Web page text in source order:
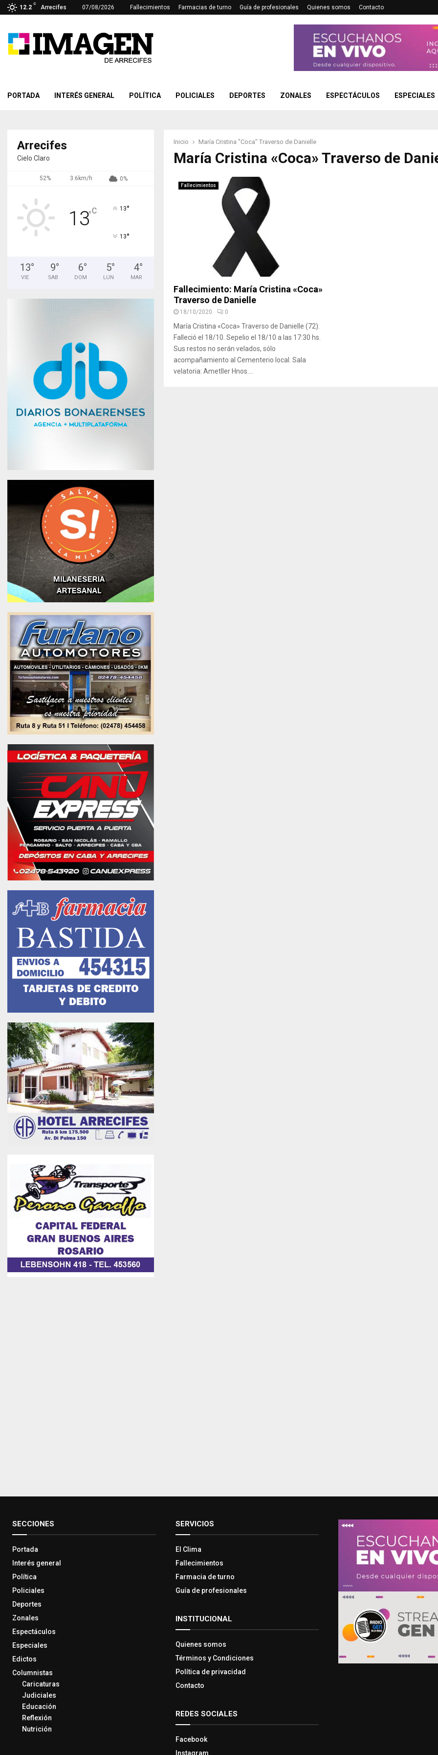
12.2
C
Arrecifes 07/08/2026 Fallecimientos Farmacias de turno Guía de profesionales Quienes somos Contacto
PORTADA INTERÉS GENERAL POLÍTICA POLICIALES DEPORTES ZONALES ESPECTÁCULOS ESPECIALES
Inicio María Cristina "Coca" Traverso de Danielle
María Cristina «Coca» Traverso de
Fallecimientos
Fallecimiento: María Cristina «Coca»
Traverso de Danielle
18/10/2020 0
María Cristina «Coca» Traverso de Danielle (72).
Falleció el 18/10. Sepelio el 18/10 a las 17:30 hs.
Sus restos no serán velados, sólo
acompañamiento al Cementerio local. Sala
velatoria: Ametller Hnos....
Arrecifes
Cielo Claro
52% 3.6km/h 0%
13°C 13°
13°
13°
VIE
9°
SAB
6°
DOM
5°
LUN
4°
MAR
SECCIONES
Portada
Interés general
Política
Policiales
Deportes
Zonales
Espectáculos
Especiales
Edictos
Columnistas
Caricaturas
Judiciales
Educación
Reflexión
Nutrición
SERVICIOS
El Clima
Fallecimientos
Farmacia de turno
Guía de profesionales
INSTITUCIONAL
Quienes somos
Términos y Condiciones
Política de privacidad
Contacto
REDES SOCIALES
Facebook
Instagram